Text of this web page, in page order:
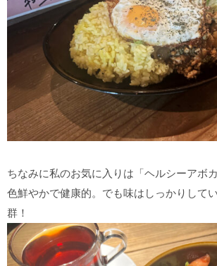
ちなみに私のお気に入りは「ヘルシーアボ
色鮮やかで健康的。でも味はしっかりして
群！